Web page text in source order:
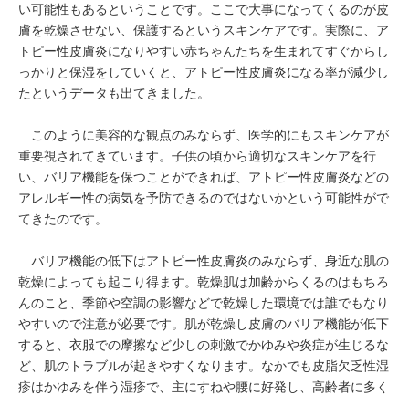
い可能性もあるということです。ここで大事になってくるのが皮
膚を乾燥させない、保護するというスキンケアです。実際に、ア
トピー性皮膚炎になりやすい赤ちゃんたちを生まれてすぐからし
っかりと保湿をしていくと、アトピー性皮膚炎になる率が減少し
たというデータも出てきました。
このように美容的な観点のみならず、医学的にもスキンケアが
重要視されてきています。子供の頃から適切なスキンケアを行
い、バリア機能を保つことができれば、アトピー性皮膚炎などの
アレルギー性の病気を予防できるのではないかという可能性がで
てきたのです。
バリア機能の低下はアトピー性皮膚炎のみならず、身近な肌の
乾燥によっても起こり得ます。乾燥肌は加齢からくるのはもちろ
んのこと、季節や空調の影響などで乾燥した環境では誰でもなり
やすいので注意が必要です。肌が乾燥し皮膚のバリア機能が低下
すると、衣服での摩擦など少しの刺激でかゆみや炎症が生じるな
ど、肌のトラブルが起きやすくなります。なかでも皮脂欠乏性湿
疹はかゆみを伴う湿疹で、主にすねや腰に好発し、高齢者に多く